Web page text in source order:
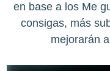
en base a los Me
consigas, más
mejorarán